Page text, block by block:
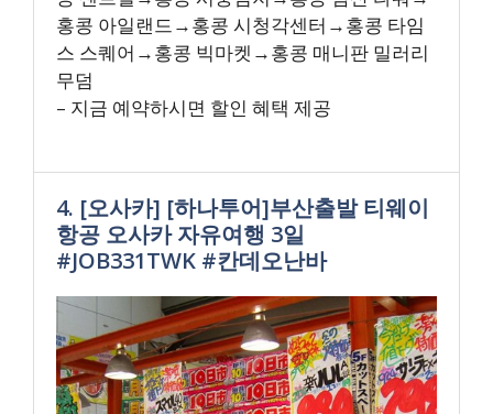
홍콩 아일랜드→홍콩 시청각센터→홍콩 타임
스 스퀘어→홍콩 빅마켓→홍콩 매니판 밀러리
무덤
– 지금 예약하시면 할인 혜택 제공
4. [오사카] [하나투어]부산출발 티웨이
항공 오사카 자유여행 3일
#JOB331TWK #칸데오난바